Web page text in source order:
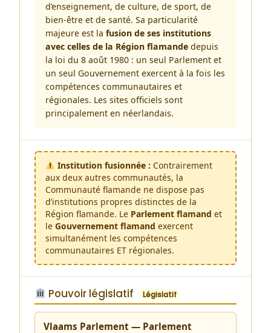
d’enseignement, de culture, de sport, de
bien-être et de santé. Sa particularité
majeure est la fusion de ses institutions
avec celles de la Région flamande depuis
la loi du 8 août 1980 : un seul Parlement et
un seul Gouvernement exercent à la fois les
compétences communautaires et
régionales. Les sites officiels sont
principalement en néerlandais.
Institution fusionnée : Contrairement
aux deux autres communautés, la
Communauté flamande ne dispose pas
d’institutions propres distinctes de la
Région flamande. Le Parlement flamand et
le Gouvernement flamand exercent
simultanément les compétences
communautaires ET régionales.
Pouvoir législatif Législatif
Vlaams Parlement — Parlement